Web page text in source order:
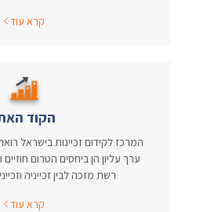
קרא עוד
הקוד
המרכז לקידום זכיינות בישראל
ערך עליון הן ביחסים הטרום חוזיים
רשת מזכה לבין זכייניה
קרא עוד